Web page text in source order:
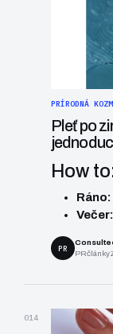
PRÍRODNÁ
Pleť po
How
Ráno:
Večer:
PR
014